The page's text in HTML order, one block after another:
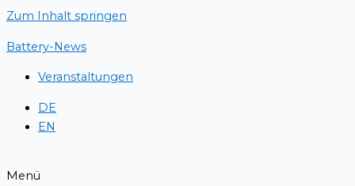
Zum Inhalt springen
Battery-News
Veranstaltungen
DE
EN
Menü